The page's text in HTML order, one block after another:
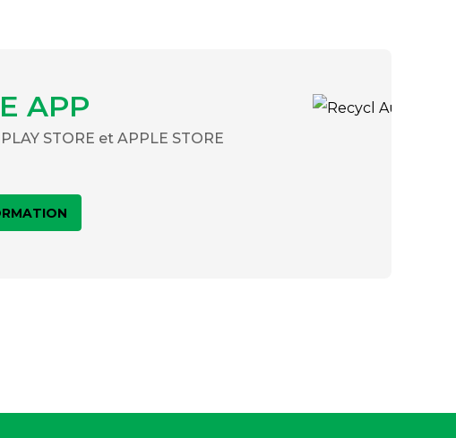
APP
STORE et APPLE STORE